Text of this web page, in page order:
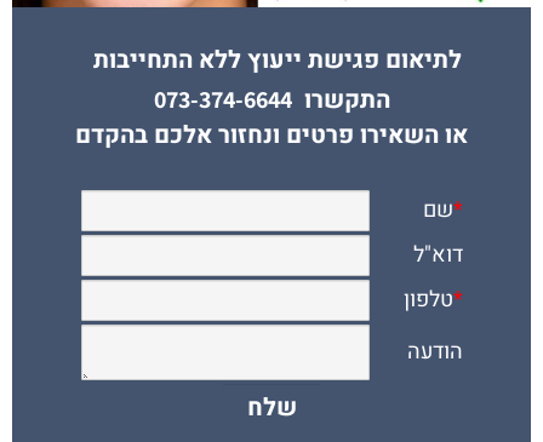
לתיאום פגישת ייעוץ ללא התחייבות
התקשרו073-374-6644
או השאירו פרטים ונחזור אלכם בהקדם